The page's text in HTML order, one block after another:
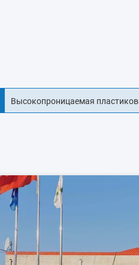
18мм коллаген для колбасных